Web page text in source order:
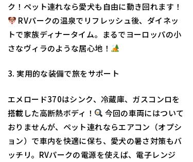
ク！ペット連れなら愛犬も自由に動き回れます！
RVパークの温泉でリフレッシュ後、ダイネッ
トで家族ディナータイム。まるでヨーロッパの小
さなヴィラのような居心地！
3. 実用的な装備で旅をサポート
エメロード370はシンク、冷蔵庫、ガスコンロを
搭載した高断熱ボディ！
今回の車両にはついて
おりませんが、ペット連れならエアコン（オプシ
ョン）で車内を快適に保ち、愛犬の暑さ対策もバ
ッチリ。RVパークの電源を使えば、電子レンジ